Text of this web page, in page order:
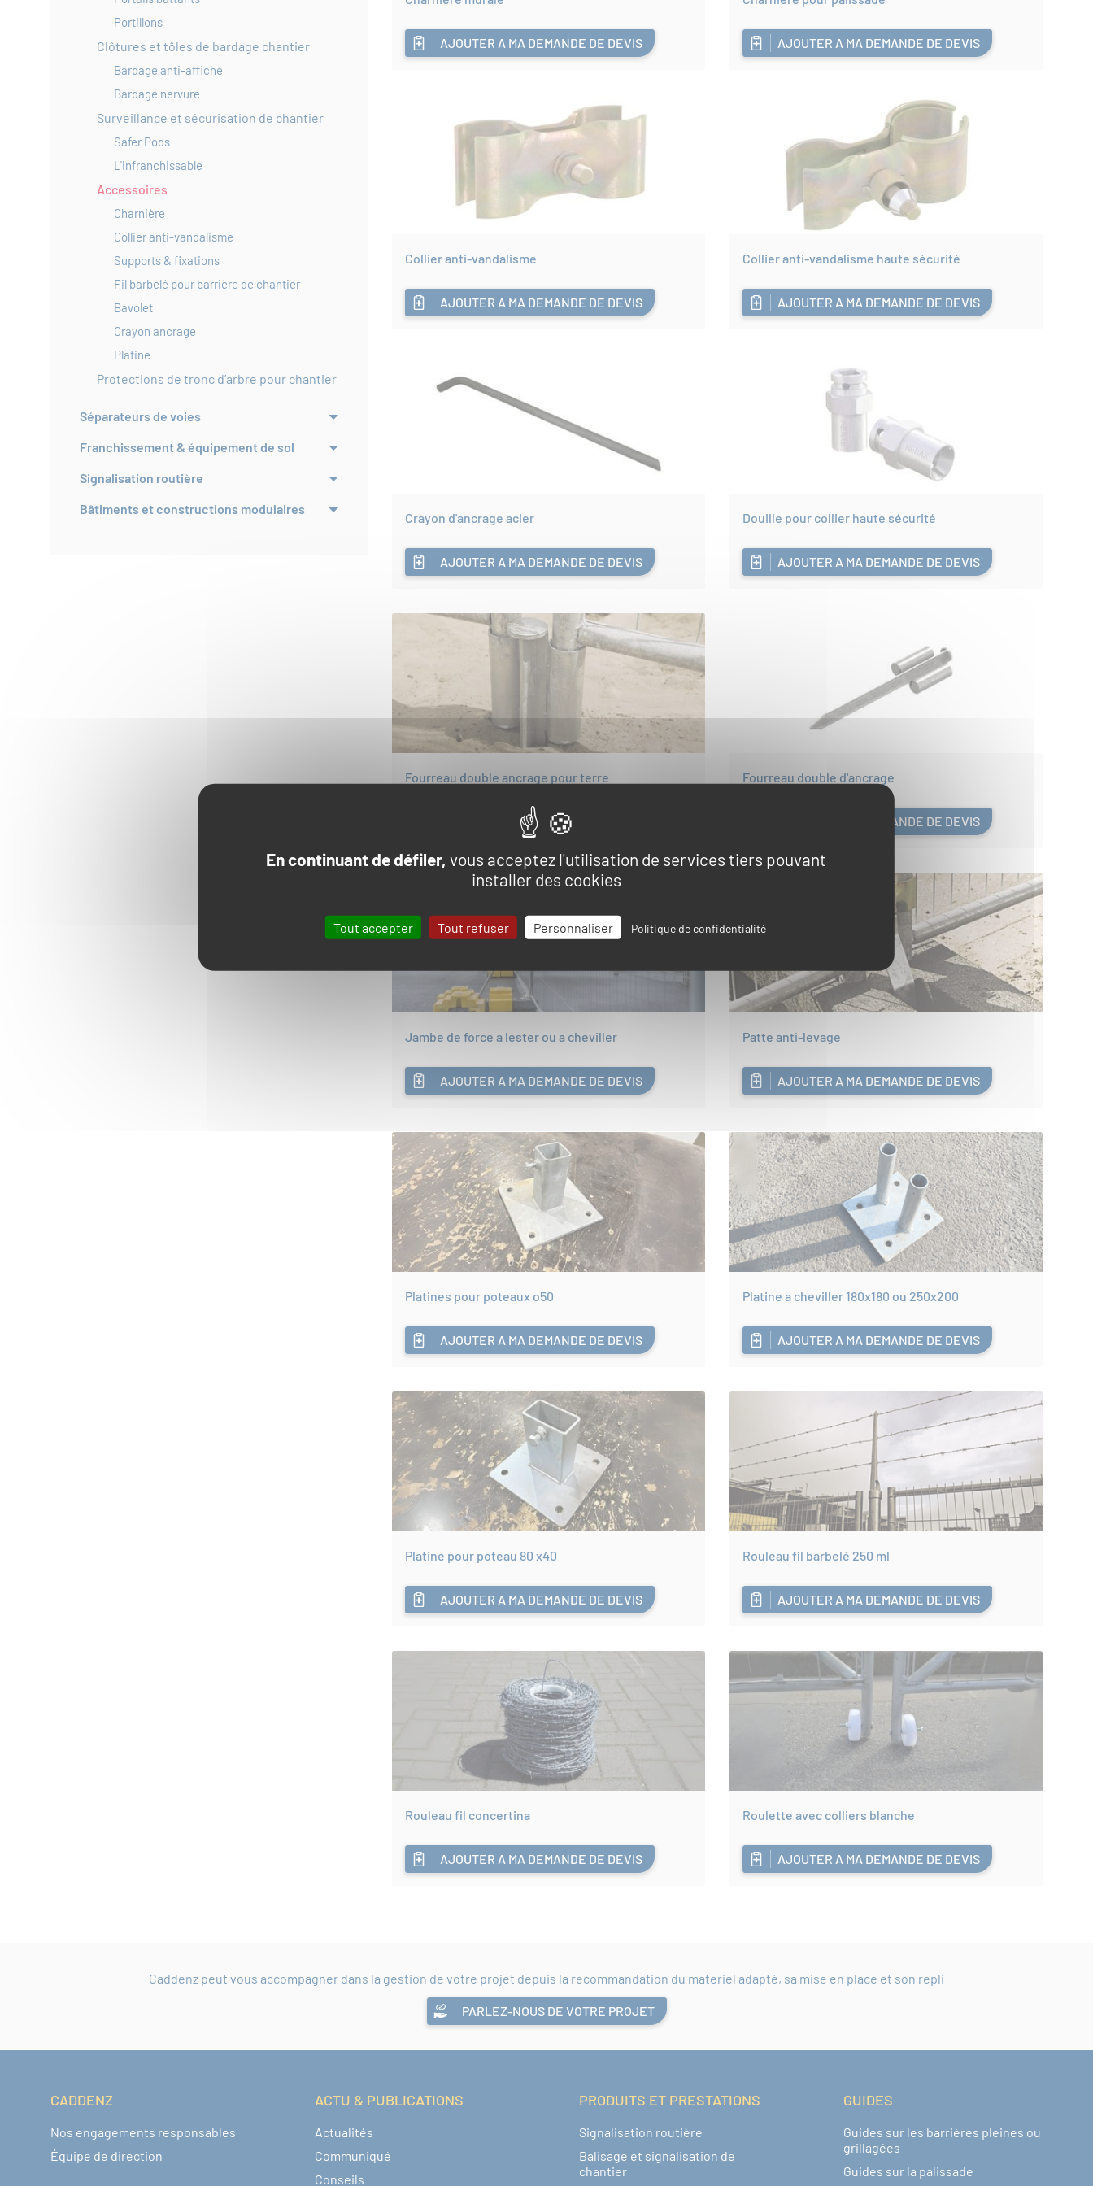
Portillons
Clôtures et tôles de bardage chantier
Bardage anti-affiche
Bardage nervure
Surveillance et sécurisation de chantier
Safer Pods
L'infranchissable
Accessoires
Charnière
Collier anti-vandalisme
Supports & fixations
Fil barbelé pour barrière de chantier
Bavolet
Crayon ancrage
Platine
Protections de tronc d’arbre pour chantier
Séparateurs de voies
Franchissement & équipement de sol
Signalisation routière
Bâtiments et constructions modulaires
AJOUTER A MA DEMANDE DE DEVIS AJOUTER A MA DEMANDE DE DEVIS
Collier anti-vandalisme
AJOUTER A MA DEMANDE DE DEVIS
Collier anti-vandalisme haute sécurité
AJOUTER A MA DEMANDE DE DEVIS
Crayon d'ancrage acier
AJOUTER A MA DEMANDE DE DEVIS
Douille pour collier haute sécurité
AJOUTER A MA DEMANDE DE DEVIS
Fourreau double ancrage pour terre
AJOUTER A MA DEMANDE DE DEVIS
Fourreau double d'ancrage
AJOUTER A MA DEMANDE DE DEVIS
Jambe de force a lester ou a cheviller
AJOUTER A MA DEMANDE DE DEVIS
Patte anti-levage
AJOUTER A MA DEMANDE DE DEVIS
Platines pour poteaux o50
AJOUTER A MA DEMANDE DE DEVIS
Platine a cheviller 180x180 ou 250x200
AJOUTER A MA DEMANDE DE DEVIS
Platine pour poteau 80 x40
AJOUTER A MA DEMANDE DE DEVIS
Rouleau fil barbelé 250 ml
AJOUTER A MA DEMANDE DE DEVIS
Rouleau fil concertina
AJOUTER A MA DEMANDE DE DEVIS
Roulette avec colliers blanche
AJOUTER A MA DEMANDE DE DEVIS
Caddenz peut vous accompagner dans la gestion de votre projet depuis la recommandation du materiel adapté, sa mise en place et son repli
PARLEZ-NOUS DE VOTRE PROJET
Navigation pied de page
CADDENZ
Nos engagements responsables
Équipe de direction
ACTU & PUBLICATIONS
Actualités
Communiqué
Conseils
PRODUITS ET PRESTATIONS
Signalisation routière
Balisage et signalisation de
chantier
GUIDES
Guides sur les barrières pleines ou
grillagées
Guides sur la palissade
En continuant de défiler, vous acceptez l'utilisation de services tiers pouvant
installer des cookies
Tout accepter Tout refuser Personnaliser Politique de confidentialité